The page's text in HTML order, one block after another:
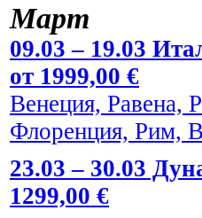
Март
09.03 – 19.03
от 1999,00 €
Венеция, Равена,
Флоренция, Рим,
23.03 – 30.03
1299,00 €